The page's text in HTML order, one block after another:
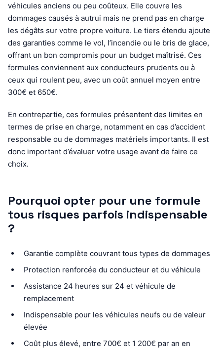
véhicules anciens ou peu coûteux. Elle couvre les
dommages causés à autrui mais ne prend pas en charge
les dégâts sur votre propre voiture. Le tiers étendu ajoute
des garanties comme le vol, l’incendie ou le bris de glace,
offrant un bon compromis pour un budget maîtrisé. Ces
formules conviennent aux conducteurs prudents ou à
ceux qui roulent peu, avec un coût annuel moyen entre
300€ et 650€.
En contrepartie, ces formules présentent des limites en
termes de prise en charge, notamment en cas d’accident
responsable ou de dommages matériels importants. Il est
donc important d’évaluer votre usage avant de faire ce
choix.
Pourquoi opter pour une formule
tous risques parfois indispensable
?
Garantie complète couvrant tous types de dommages
Protection renforcée du conducteur et du véhicule
Assistance 24 heures sur 24 et véhicule de
remplacement
Indispensable pour les véhicules neufs ou de valeur
élevée
Coût plus élevé, entre 700€ et 1 200€ par an en